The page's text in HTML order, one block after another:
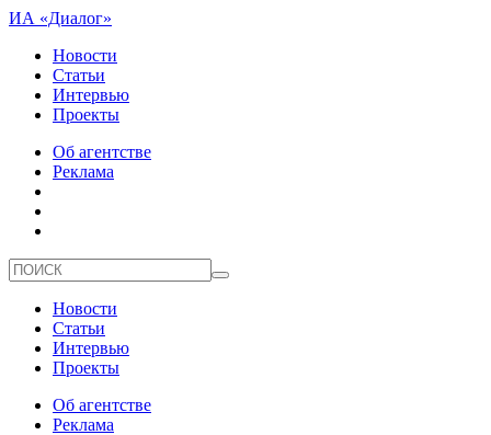
ИА «Диалог»
Новости
Статьи
Интервью
Проекты
Об агентстве
Реклама
Новости
Статьи
Интервью
Проекты
Об агентстве
Реклама